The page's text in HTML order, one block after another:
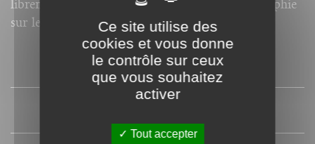
librement, les possibilités offertes par la typographie
sur le web.
SOMMAIRE
Ce site utilise des
cookies et vous donne
le contrôle sur ceux
que vous souhaitez
activer
Tout accepter